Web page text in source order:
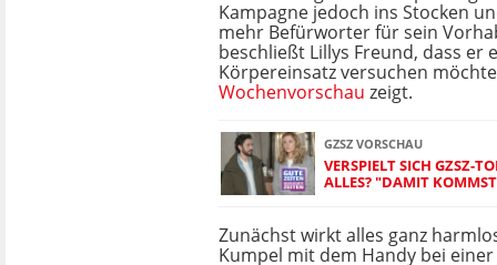
Kampagne jedoch ins Stocken
mehr Befürworter für sein
beschließt Lillys Freund, dass er
Körpereinsatz versuchen
Wochenvorschau zeigt.
GZSZ VORSCHAU
VERSPIELT SICH GZSZ-
ALLES? "DAMIT
Zunächst wirkt alles ganz
Kumpel mit dem Handy bei